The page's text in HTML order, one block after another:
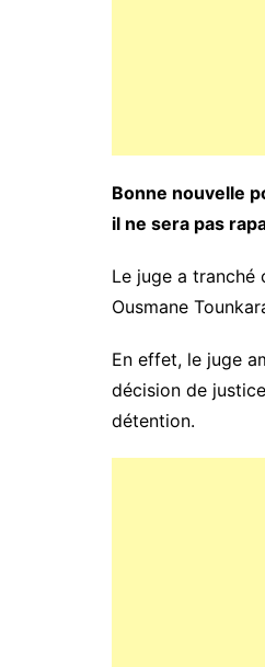
Bonne nouvelle
il ne sera pas
Le juge a tranché
Ousmane
En effet, le juge
décision de
détention.